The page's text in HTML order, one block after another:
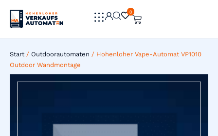
0
0
Start / Outdoorautomaten / Hohenloher Vape-Automat VP1010
Outdoor Wandmontage